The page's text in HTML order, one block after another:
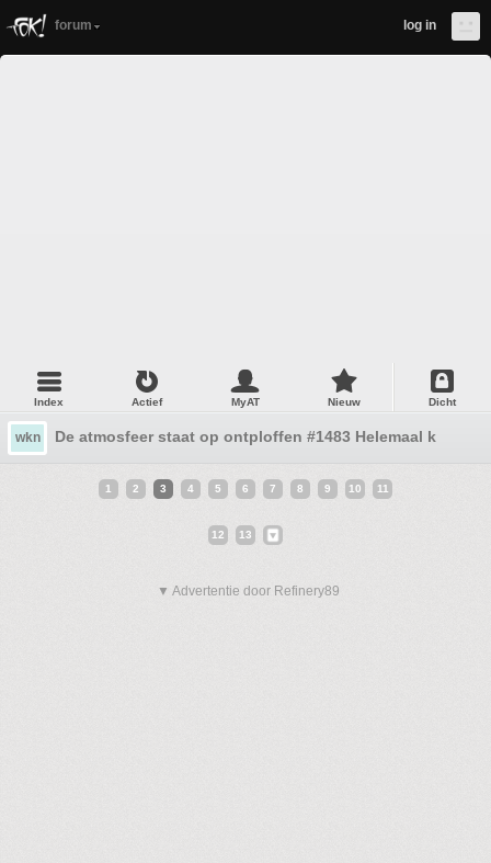
forum log in
Index Actief MyAT Nieuw Dicht
wkn De atmosfeer staat op ontploffen #1483 Helemaal kapot
1 2 3 4 5 6 7 8 9 10 11
12 13
▼ Advertentie door Refinery89